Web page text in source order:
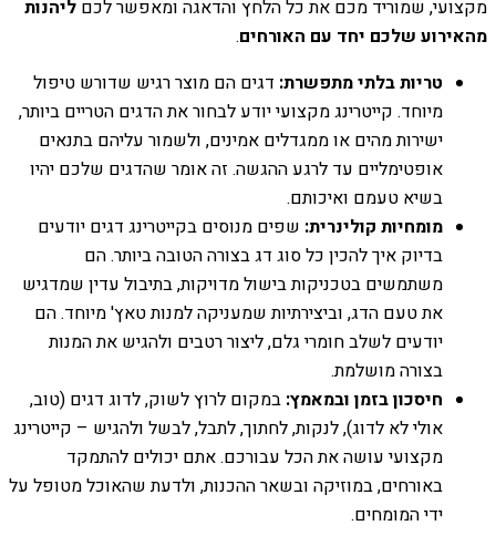
מקצועי, שמוריד מכם את כל הלחץ והדאגה ומאפשר לכם ליהנות
מהאירוע שלכם יחד עם האורחים.
טריות בלתי מתפשרת: דגים הם מוצר רגיש שדורש טיפול
מיוחד. קייטרינג מקצועי יודע לבחור את הדגים הטריים ביותר,
ישירות מהים או ממגדלים אמינים, ולשמור עליהם בתנאים
אופטימליים עד לרגע ההגשה. זה אומר שהדגים שלכם יהיו
בשיא טעמם ואיכותם.
מומחיות קולינרית: שפים מנוסים בקייטרינג דגים יודעים
בדיוק איך להכין כל סוג דג בצורה הטובה ביותר. הם
משתמשים בטכניקות בישול מדויקות, בתיבול עדין שמדגיש
את טעם הדג, וביצירתיות שמעניקה למנות טאץ' מיוחד. הם
יודעים לשלב חומרי גלם, ליצור רטבים ולהגיש את המנות
בצורה מושלמת.
חיסכון בזמן ובמאמץ: במקום לרוץ לשוק, לדוג דגים (טוב,
אולי לא לדוג), לנקות, לחתוך, לתבל, לבשל ולהגיש – קייטרינג
מקצועי עושה את הכל עבורכם. אתם יכולים להתמקד
באורחים, במוזיקה ובשאר ההכנות, ולדעת שהאוכל מטופל על
ידי המומחים.